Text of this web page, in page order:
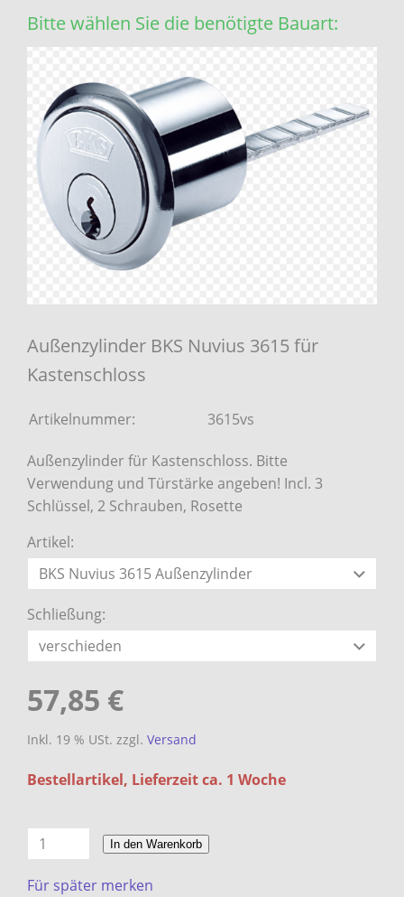
Bitte wählen Sie die benötigte Bauart:
Außenzylinder BKS Nuvius 3615 für
Kastenschloss
Artikelnummer: 3615vs
Außenzylinder für Kastenschloss. Bitte
Verwendung und Türstärke angeben! Incl. 3
Schlüssel, 2 Schrauben, Rosette
Artikel:
Schließung:
57,85 €
Inkl. 19 % USt. zzgl. Versand
Bestellartikel, Lieferzeit ca. 1 Woche
In den Warenkorb
Für später merken